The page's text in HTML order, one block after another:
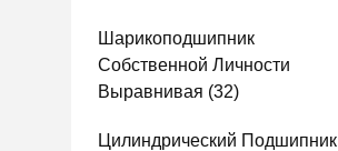
Шарикоподшипник
Собственной Личности
Выравнивая (32)
Цилиндрический Подшипник